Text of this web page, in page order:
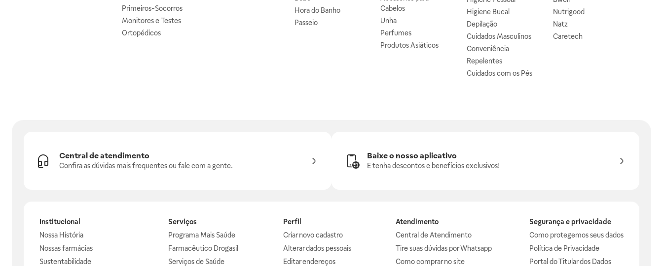
Primeiros-Socorros
Monitores e Testes
Ortopédicos
Hora do Banho
Passeio
Cabelos
Unha
Perfumes
Produtos Asiáticos
Higiene Bucal
Depilação
Cuidados Masculinos
Conveniência
Repelentes
Cuidados com os Pés
Nutrigood
Natz
Caretech
Central de atendimento
Confira as dúvidas mais frequentes ou fale com a gente.
Baixe o nosso aplicativo
E tenha descontos e benefícios exclusivos!
Institucional
Nossa História
Nossas farmácias
Sustentabilidade
Serviços
Programa Mais Saúde
Farmacêutico Drogasil
Serviços de Saúde
Perfil
Criar novo cadastro
Alterar dados pessoais
Editar endereços
Atendimento
Central de Atendimento
Tire suas dúvidas por Whatsapp
Como comprar no site
Segurança e privacidade
Como protegemos seus dados
Política de Privacidade
Portal do Titular dos Dados